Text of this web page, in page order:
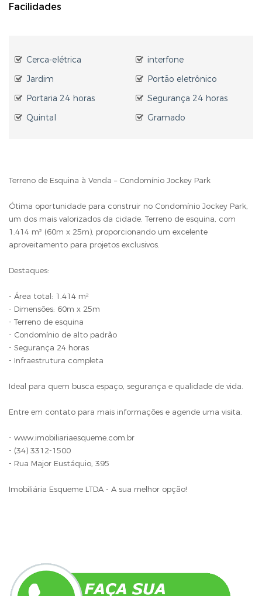
Facilidades
Cerca-elétrica
interfone
Jardim
Portão eletrônico
Portaria 24 horas
Segurança 24 horas
Quintal
Gramado
Terreno de Esquina à Venda – Condomínio Jockey Park
Ótima oportunidade para construir no Condomínio Jockey Park,
um dos mais valorizados da cidade. Terreno de esquina, com
1.414 m² (60m x 25m), proporcionando um excelente
aproveitamento para projetos exclusivos.
Destaques:
- Área total: 1.414 m²
- Dimensões: 60m x 25m
- Terreno de esquina
- Condomínio de alto padrão
- Segurança 24 horas
- Infraestrutura completa
Ideal para quem busca espaço, segurança e qualidade de vida.
Entre em contato para mais informações e agende uma visita.
- www.imobiliariaesqueme.com.br
- (34) 3312-1500
- Rua Major Eustáquio, 395
Imobiliária Esqueme LTDA - A sua melhor opção!